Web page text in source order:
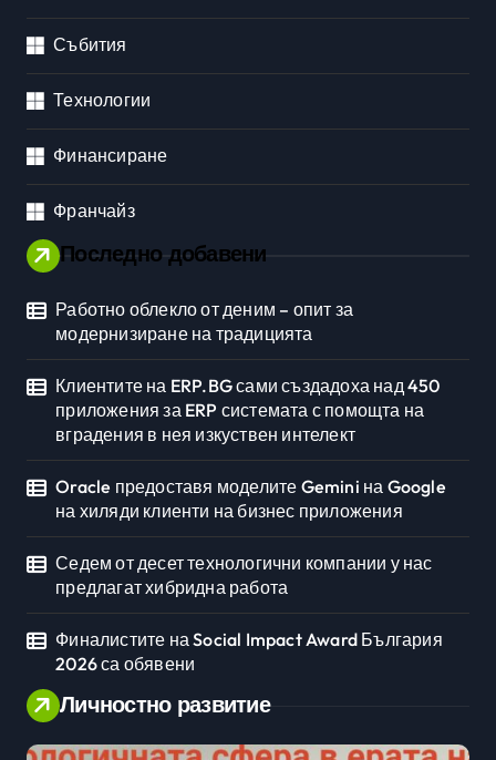
Събития
Технологии
Финансиране
Франчайз
Последно добавени
Работно облекло от деним – опит за
модернизиране на традицията
Клиентите на ERP.BG сами създадоха над 450
приложения за ERP системата с помощта на
вградения в нея изкуствен интелект
Oracle предоставя моделите Gemini на Google
на хиляди клиенти на бизнес приложения
Седем от десет технологични компании у нас
предлагат хибридна работа
Финалистите на Social Impact Award България
2026 са обявени
Личностно развитие